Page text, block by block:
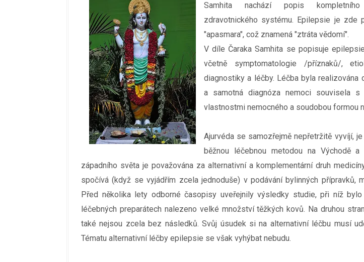
Samhita nachází popis kompletního
zdravotnického systému. Epilepsie je zde
"apasmara", což znamená "ztráta vědomí".
V díle Čaraka Samhita se popisuje
včetně symptomatologie /příznaků/,
diagnostiky a léčby. Léčba byla realizována
a samotná diagnóza nemoci souvisela s
vlastnostmi nemocného a soudobou formou
Ajurvéda se samozřejmě nepřetržitě vyvíjí,
běžnou léčebnou metodou na Východě
západního světa je považována za alternativní a komplementární druh
spočívá (když se vyjádřím zcela jednoduše) v podávání bylinných přípravků,
Před několika lety odborné časopisy uveřejnily výsledky studie, při níž bylo
léčebných preparátech nalezeno velké množství těžkých kovů. Na druhou
také nejsou zcela bez následků. Svůj úsudek si na alternativní léčbu musí
Tématu alternativní léčby epilepsie se však vyhýbat nebudu.